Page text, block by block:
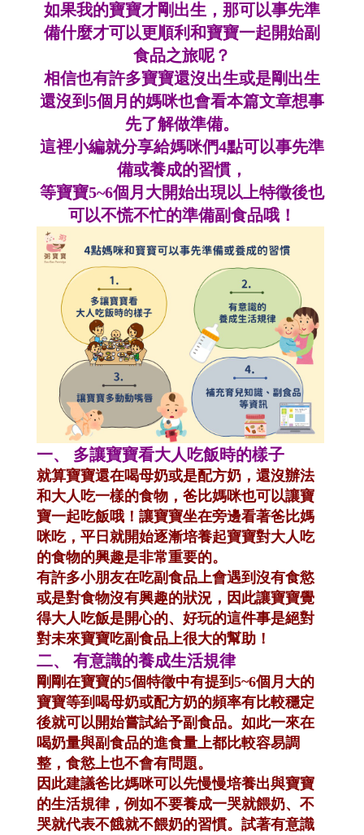
如果我的寶寶才剛出生，那可以事先準
備什麼才可以更順利和寶寶一起開始副
食品之旅呢？
相信也有許多寶寶還沒出生或是剛出生
還沒到5個月的媽咪也會看本篇文章想事
先了解做準備。
這裡小編就分享給媽咪們4點可以事先準
備或養成的習慣，
等寶寶5~6個月大開始出現以上特徵後也
可以不慌不忙的準備副食品哦！
一、 多讓寶寶看大人吃飯時的樣子
就算寶寶還在喝母奶或是配方奶，還沒辦法
和大人吃一樣的食物，爸比媽咪也可以讓寶
寶一起吃飯哦！讓寶寶坐在旁邊看著爸比媽
咪吃，平日就開始逐漸培養起寶寶對大人吃
的食物的興趣是非常重要的。
有許多小朋友在吃副食品上會遇到沒有食慾
或是對食物沒有興趣的狀況，因此讓寶寶覺
得大人吃飯是開心的、好玩的這件事是絕對
對未來寶寶吃副食品上很大的幫助！
二、 有意識的養成生活規律
剛剛在寶寶的5個特徵中有提到5~6個月大的
寶寶等到喝母奶或配方奶的頻率有比較穩定
後就可以開始嘗試給予副食品。如此一來在
喝奶量與副食品的進食量上都比較容易調
整，食慾上也不會有問題。
因此建議爸比媽咪可以先慢慢培養出與寶寶
的生活規律，例如不要養成一哭就餵奶、不
哭就代表不餓就不餵奶的習慣。試著有意識